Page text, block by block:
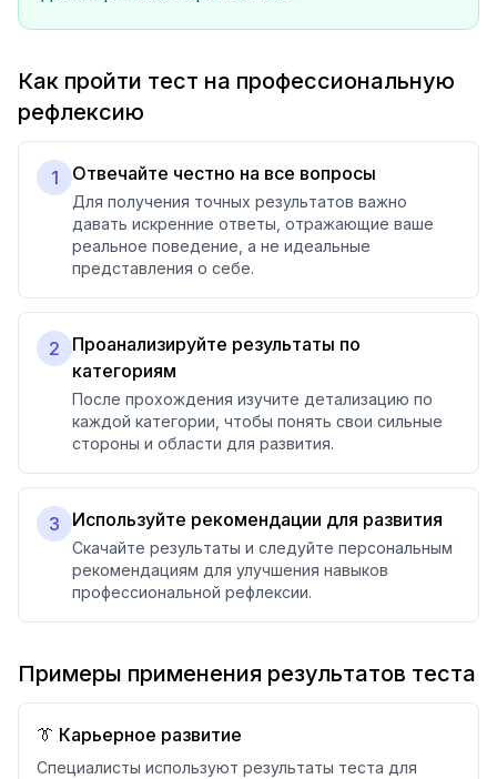
Как пройти тест на профессиональную
рефлексию
1 Отвечайте честно на все вопросы
Для получения точных результатов важно
давать искренние ответы, отражающие ваше
реальное поведение, а не идеальные
представления о себе.
2
Проанализируйте результаты по
категориям
После прохождения изучите детализацию по
каждой категории, чтобы понять свои сильные
стороны и области для развития.
3 Используйте рекомендации для развития
Скачайте результаты и следуйте персональным
рекомендациям для улучшения навыков
профессиональной рефлексии.
Примеры применения результатов теста
👔 Карьерное развитие
Специалисты используют результаты теста для